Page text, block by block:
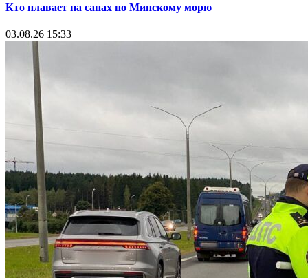
Кто плавает на сапах по Минскому морю
03.08.26 15:33